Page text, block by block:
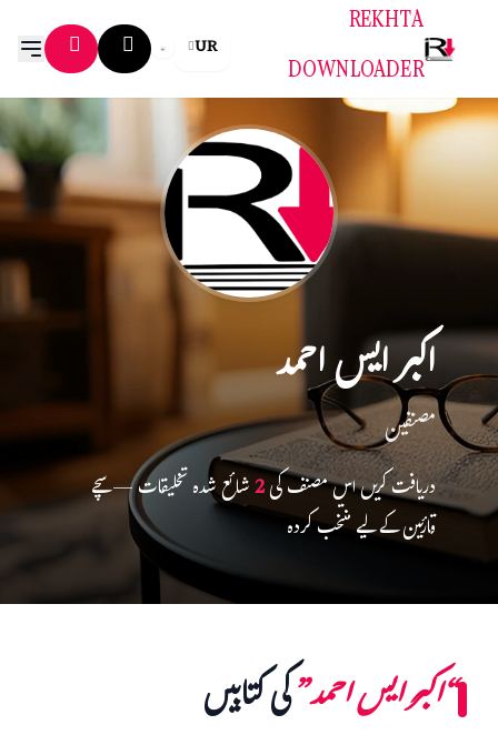
REKHTA
DOWNLOADER
UR
اکبر ایس احمد
مصنفین
دریافت کریں اس مصنف کی2شائع شدہ تخلیقات — سچے
قارئین کے لیے منتخب کردہ
“اکبر ایس احمد”کی کتابیں